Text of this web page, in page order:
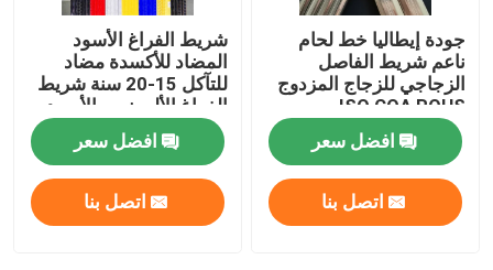
جودة إيطاليا خط لحام
ناعم شريط الفاصل
الزجاجي للزجاج المزدوج
ISO COA ROHS
افضل سعر
اتصل بنا
شريط الفراغ الأسود
المضاد للأكسدة مضاد
للتآكل 15-20 سنة شريط
الفراغ الألومنيوم الأسود
لوحدات الزجاج المزدوج
افضل سعر
اتصل بنا